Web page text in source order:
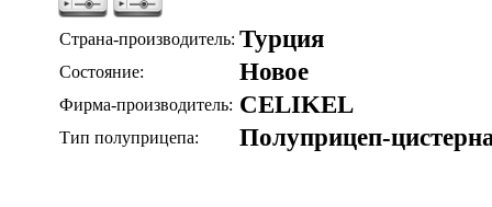
Страна-производитель: Турция
Состояние: Новое
Фирма-производитель: CELIKEL
Тип полуприцепа: Полуприцеп-